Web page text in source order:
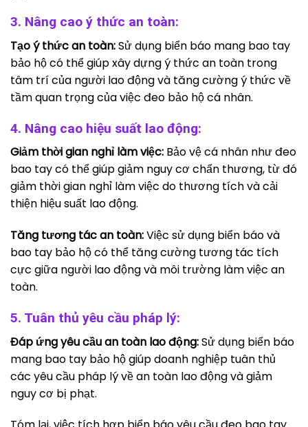
3. Nâng cao ý thức an toàn:
Tạo ý thức an toàn:Sử dụng biển báo mang bao tay
bảo hộ có thể giúp xây dựng ý thức an toàn trong
tâm trí của người lao động và tăng cường ý thức về
tầm quan trọng của việc đeo bảo hộ cá nhân.
4. Nâng cao hiệu suất lao động:
Giảm thời gian nghỉ làm việc: Bảo vệ cá nhân như đeo
bao tay có thể giúp giảm nguy cơ chấn thương, từ đó
giảm thời gian nghỉ làm việc do thương tích và cải
thiện hiệu suất lao động.
Tăng tương tác an toàn:Việc sử dụng biển báo và
bao tay bảo hộ có thể tăng cường tương tác tích
cực giữa người lao động và môi trường làm việc an
toàn.
5. Tuân thủ yêu cầu pháp lý:
Đáp ứng yêu cầu an toàn lao động:Sử dụng biển báo
mang bao tay bảo hộ giúp doanh nghiệp tuân thủ
các yêu cầu pháp lý về an toàn lao động và giảm
nguy cơ bị phạt.